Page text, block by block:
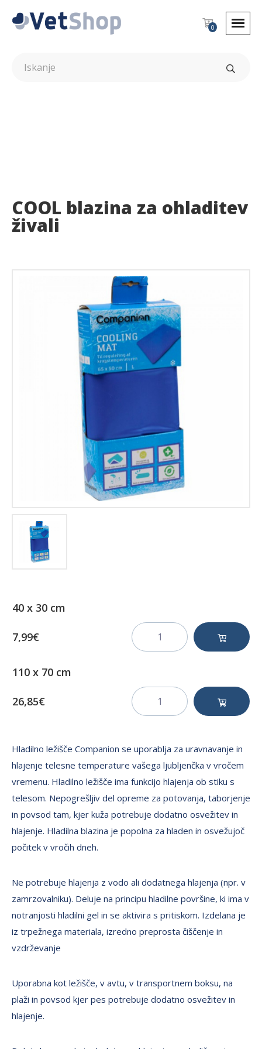
0
COOL blazina za ohladitev
živali
40 x 30 cm
7,99€
110 x 70 cm
26,85€
Hladilno ležišče Companion se uporablja za uravnavanje in
hlajenje telesne temperature vašega ljubljenčka v vročem
vremenu. Hladilno ležišče ima funkcijo hlajenja ob stiku s
telesom. Nepogrešljiv del opreme za potovanja, taborjenje
in povsod tam, kjer kuža potrebuje dodatno osvežitev in
hlajenje. Hladilna blazina je popolna za hladen in osvežujoč
počitek v vročih dneh.
Ne potrebuje hlajenja z vodo ali dodatnega hlajenja (npr. v
zamrzovalniku). Deluje na principu hladilne površine, ki ima v
notranjosti hladilni gel in se aktivira s pritiskom. Izdelana je
iz trpežnega materiala, izredno preprosta čiščenje in
vzdrževanje
Uporabna kot ležišče, v avtu, v transportnem boksu, na
plaži in povsod kjer pes potrebuje dodatno osvežitev in
hlajenje.